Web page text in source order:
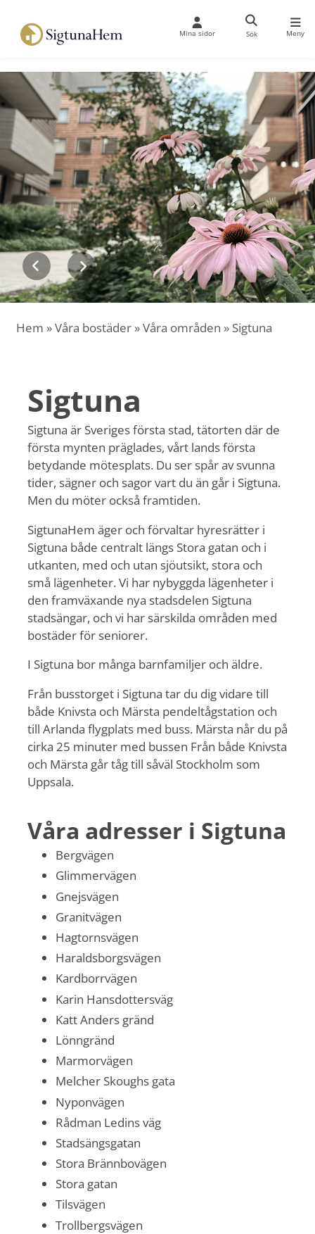
Mina sidor Sök Meny
Hem »Våra bostäder»Våra områden » Sigtuna
Sigtuna
Sigtuna är Sveriges första stad, tätorten där de
första mynten präglades, vårt lands första
betydande mötesplats. Du ser spår av svunna
tider, sägner och sagor vart du än går i Sigtuna.
Men du möter också framtiden.
SigtunaHem äger och förvaltar hyresrätter i
Sigtuna både centralt längs Stora gatan och i
utkanten, med och utan sjöutsikt, stora och
små lägenheter. Vi har nybyggda lägenheter i
den framväxande nya stadsdelen Sigtuna
stadsängar, och vi har särskilda områden med
bostäder för seniorer.
I Sigtuna bor många barnfamiljer och äldre.
Från busstorget i Sigtuna tar du dig vidare till
både Knivsta och Märsta pendeltågstation och
till Arlanda flygplats med buss. Märsta når du på
cirka 25 minuter med bussen Från både Knivsta
och Märsta går tåg till såväl Stockholm som
Uppsala.
Våra adresser i Sigtuna
Bergvägen
Glimmervägen
Gnejsvägen
Granitvägen
Hagtornsvägen
Haraldsborgsvägen
Kardborrvägen
Karin Hansdottersväg
Katt Anders gränd
Lönngränd
Marmorvägen
Melcher Skoughs gata
Nyponvägen
Rådman Ledins väg
Stadsängsgatan
Stora Brännbovägen
Stora gatan
Tilsvägen
Trollbergsvägen